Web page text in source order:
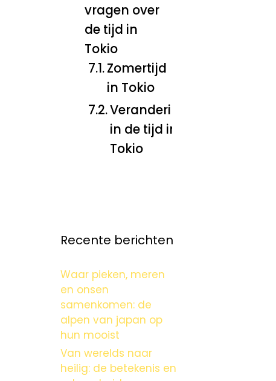
vragen over
de tijd in
Tokio
Zomertijd
in Tokio
Veranderingen
in de tijd in
Tokio
Recente berichten
Waar pieken, meren
en onsen
samenkomen: de
alpen van japan op
hun mooist
Van werelds naar
heilig: de betekenis en